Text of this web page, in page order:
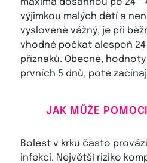
maxima dosáhnou po 24 –
výjimkou malých dětí a
vysloveně vážný, je při
vhodné počkat alespoň
příznaků. Obecně,
prvních 5 dnů, poté
JAK MŮŽE
Bolest v krku často
infekci. Největší riziko